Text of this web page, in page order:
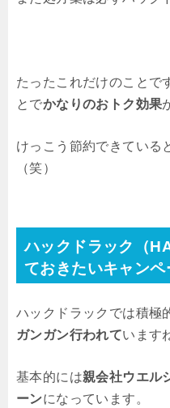
たったこれだけのことで
とでかなりのおトク効果
けっこう節約できている
（笑）
ハックドラック（
ておきたいキャンペ
ハックドラックでは積極
ガンガン行われています
基本的には親会社ウエル
ーンになっています。